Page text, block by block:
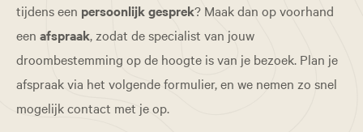
tijdens een persoonlijk gesprek? Maak dan op voorhand
een afspraak, zodat de specialist van jouw
droombestemming op de hoogte is van je bezoek. Plan je
afspraak via het volgende formulier, en we nemen zo snel
mogelijk contact met je op.